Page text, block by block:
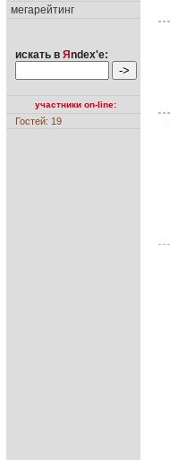
мегарейтинг
искать в Я ndex'е:
участники on-line:
Гостей: 19